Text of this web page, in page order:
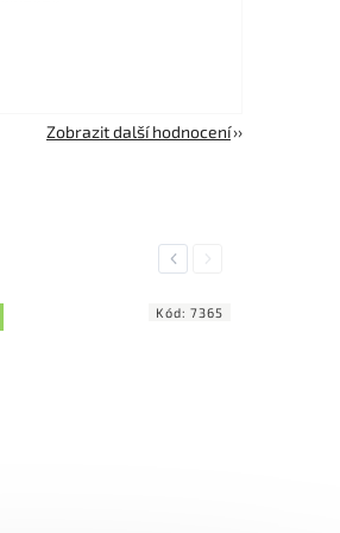
Zobrazit další hodnocení
Previous
Kód: 7365
Next